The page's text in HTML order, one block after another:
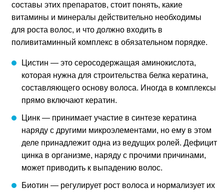
составы этих препаратов, стоит понять, какие
витамины и минералы действительно необходимы
для роста волос, и что должно входить в
поливитаминный комплекс в обязательном порядке.
Цистин — это серосодержащая аминокислота,
которая нужна для строительства белка кератина,
составляющего основу волоса. Иногда в комплексы
прямо включают кератин.
Цинк — принимает участие в синтезе кератина
наряду с другими микроэлементами, но ему в этом
деле принадлежит одна из ведущих ролей. Дефицит
цинка в организме, наряду с прочими причинами,
может приводить к выпадению волос.
Биотин — регулирует рост волоса и нормализует их